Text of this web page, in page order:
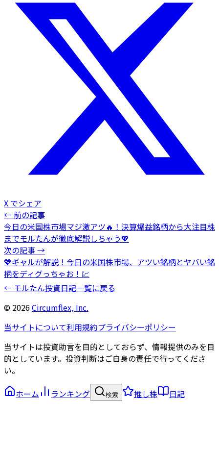
X でシェア
← 前の記事
今日の米国株市場マジ激アツ🔥！決算爆益銘柄から大注目株
までモルたんが徹底解説しちゃう💖
次の記事 →
💖ギャルが解説！今日の米国株市場、アツい銘柄とヤバい銘
柄をディグっちゃお！💹
← モルたん投資日記一覧に戻る
© 2026Circumflex, Inc.
当サイトについて利用規約プライバシーポリシー
当サイトは投資助言を目的としておらず、情報提供のみを目
的としています。投資判断はご自身の責任で行ってくださ
い。
ホーム
ランキング 検索 推し株 日記